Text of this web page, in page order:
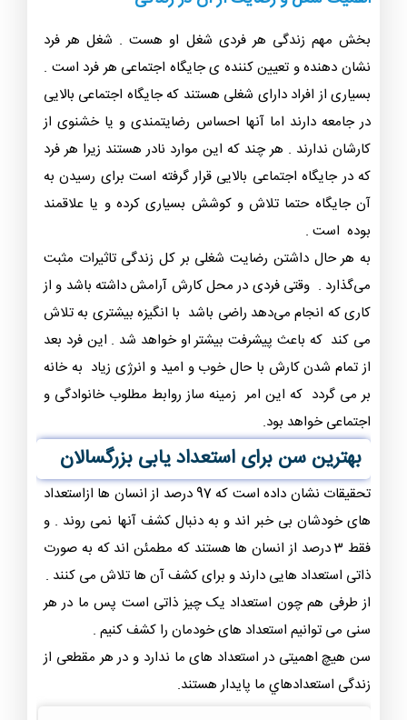
بخش مهم زندگی هر فردی شغل او هست . شغل هر فرد
نشان دهنده و تعیین کننده ی جایگاه اجتماعی هر فرد است .
بسیاری از افراد دارای شغلی هستند که جایگاه اجتماعی بالایی
در جامعه دارند اما آنها احساس رضایتمندی و یا خشنوی از
کارشان ندارند . هر چند که این موارد نادر هستند زیرا هر فرد
که در جایگاه اجتماعی بالایی قرار گرفته است برای رسیدن به
آن جایگاه حتما تلاش و کوشش بسیاری کرده و یا علاقمند
بوده است .
به هر حال داشتن رضایت شغلی بر کل زندگی تاثیرات مثبت
می­‌گذارد . وقتی فردی در محل کارش آرامش داشته باشد و از
کاری که انجام می­‌دهد راضی باشد با انگیزه بیشتری به تلاش
می کند که باعث پیشرفت بیشتر او خواهد شد . این فرد بعد
از تمام شدن کارش با حال خوب و امید و انرژی زیاد به خانه
بر می گردد که این امر زمینه ساز روابط مطلوب خانوادگی و
اجتماعی خواهد بود.
بهترین سن برای استعداد یابی بزرگسالان
تحقیقات نشان داده است که 97 درصد از انسان ها ازاستعداد
های خودشان بی خبر اند و به دنبال کشف آنها نمی روند . و
فقط 3 درصد از انسان ها هستند که مطمئن اند که به صورت
ذاتی استعداد هایی دارند و برای کشف آن ها تلاش می کنند .
از طرفی هم چون استعداد یک چیز ذاتی است پس ما در هر
سنی می توانیم استعداد های خودمان را کشف کنیم .
سن هیچ اهمیتی در استعداد های ما ندارد و در هر مقطعی از
زندگی استعدادهاي ما پايدار هستند.